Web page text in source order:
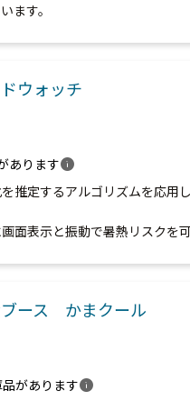
ます。
ウォッチ
ありますinfo
推定するアルゴリズムを応用
面表示と振動で暑熱リスクを可
ース かまクール
がありますinfo